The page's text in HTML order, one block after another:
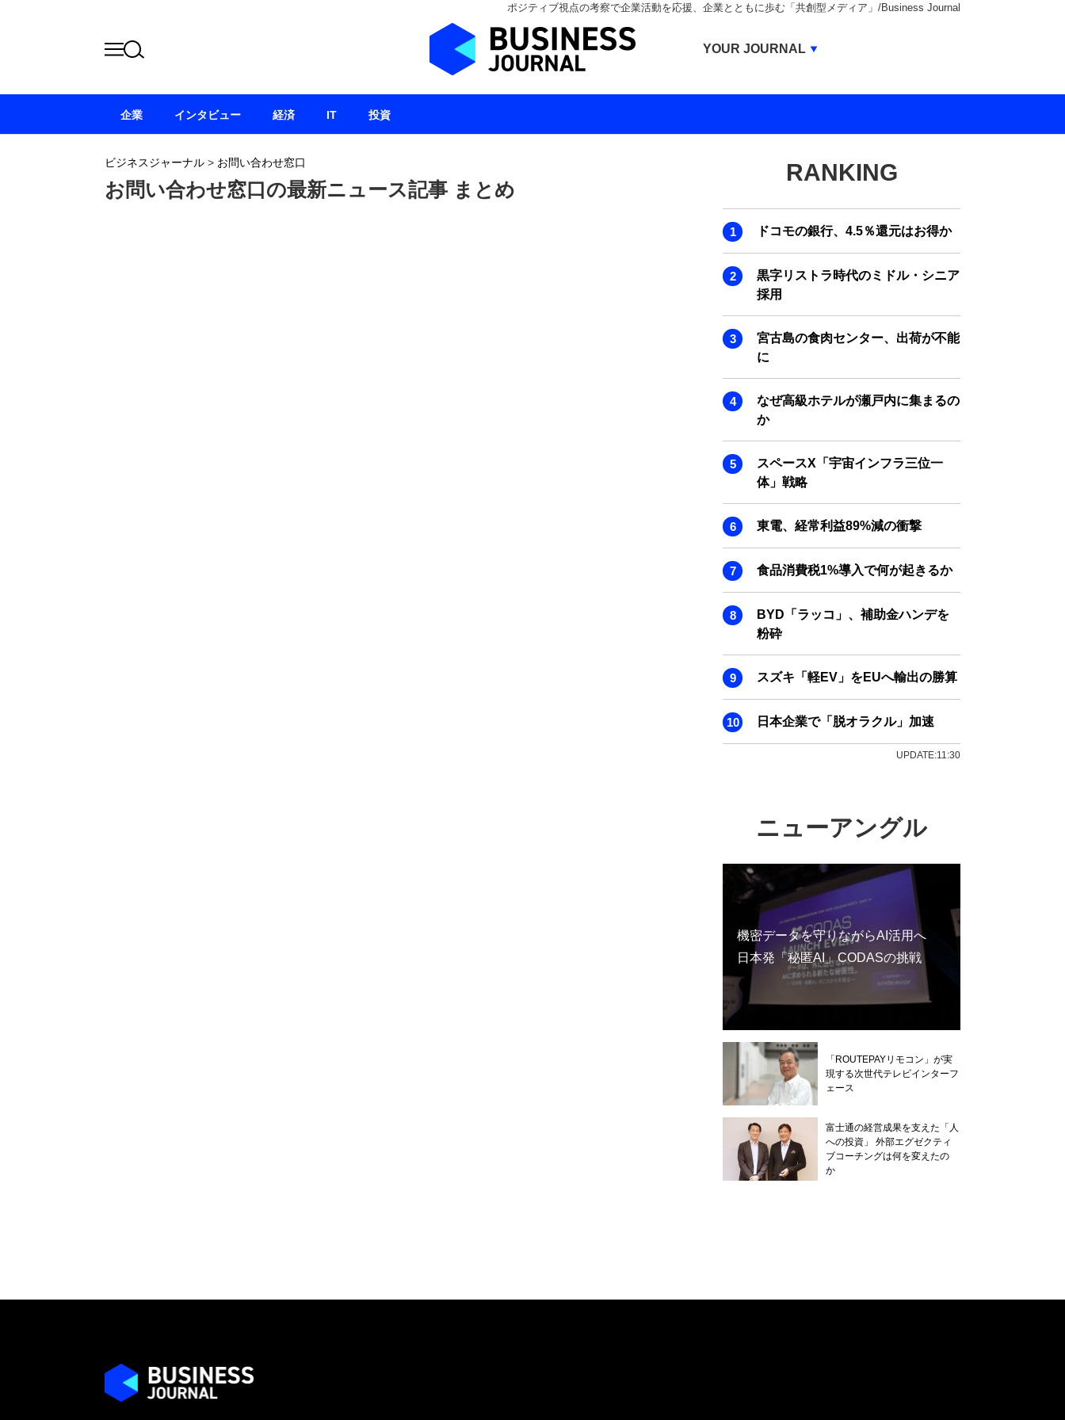
ポジティブ視点の考察で企業活動を応援、企業とともに歩む「共創型メディア」/Business Journal
ビジネスジャーナル > お問い合わせ窓口
お問い合わせ窓口の最新ニュース記事 まとめ
RANKING
ドコモの銀行、4.5％還元はお得か
黒字リストラ時代のミドル・シニア
採用
宮古島の食肉センター、出荷が不能
に
なぜ高級ホテルが瀬戸内に集まるの
か
スペースX「宇宙インフラ三位一
体」戦略
東電、経常利益89%減の衝撃
食品消費税1%導入で何が起きるか
BYD「ラッコ」、補助金ハンデを
粉砕
スズキ「軽EV」をEUへ輸出の勝算
日本企業で「脱オラクル」加速
UPDATE:11:30
ニューアングル
機密データを守りながらAI活用へ
日本発「秘匿AI」CODASの挑戦
「ROUTEPAYリモコン」が実
現する次世代テレビインターフ
ェース
富士通の経営成果を支えた「人
への投資」 外部エグゼクティ
ブコーチングは何を変えたの
か
企業 インタビュー 経済 IT 投資
YOUR JOURNAL
BUSINESS JOURNAL
IVS JOURNAL
ENERGY MANAGEMENT JOURNAL
INBOUND JOURNAL
LIFE ENDING JOURNAL
AI JOURNAL
REAL ESTATE BROKERAGE JOURNAL
SMART MARKETING JOURNAL
ADOPTABLE DOG JOURNAL